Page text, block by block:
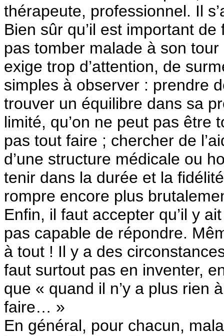
thérapeute, professionnel. Il
Bien sûr qu’il est important
pas tomber malade à son
exige trop d’attention, de
simples à observer : prendre
trouver un équilibre dans sa
limité, qu’on ne peut pas être
pas tout faire ; chercher de
d’une structure médicale ou
tenir dans la durée et la
rompre encore plus
Enfin, il faut accepter qu’il y
pas capable de répondre.
à tout ! Il y a des
faut surtout pas en inventer,
que « quand il n’y a plus rien
faire… »
En général, pour chacun,